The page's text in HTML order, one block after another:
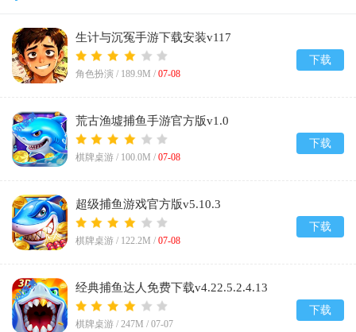
生计与沉冤手游下载安装v117
角色扮演 / 189.9M / 07-08
下载
荒古渔墟捕鱼手游官方版v1.0
棋牌桌游 / 100.0M / 07-08
下载
超级捕鱼游戏官方版v5.10.3
棋牌桌游 / 122.2M / 07-08
下载
经典捕鱼达人免费下载v4.22.5.2.4.13
棋牌桌游 / 247M / 07-07
下载